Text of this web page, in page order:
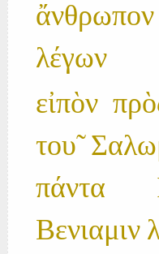
λέγων
εἰπὸν
του̃
πάντα
Βενιαμιν